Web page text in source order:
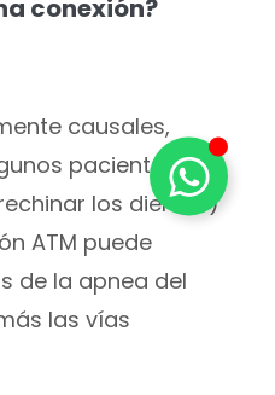
conexión?
causales,
pacientes. Por
los dientes)
ATM puede
de la apnea del
las vías